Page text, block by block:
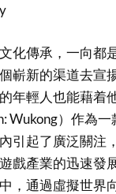
化傳承，一向都
嶄新的渠道去宣
年輕人也能藉着
Wukong）作為
引起了廣泛關注
戲產業的迅速發
，通過虛擬世界